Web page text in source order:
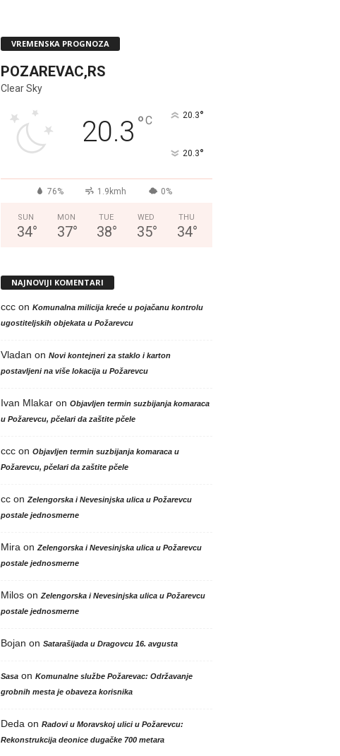
VREMENSKA PROGNOZA
POZAREVAC,RS
Clear Sky
20.3 °C 20.3°
20.3°
76% 1.9kmh 0%
SUN
34°
MON
37°
TUE
38°
WED
35°
THU
34°
NAJNOVIJI KOMENTARI
cccon Komunalna milicija kreće u pojačanu kontrolu
ugostiteljskih objekata u Požarevcu
Vladan on Novi kontejneri za staklo i karton
postavljeni na više lokacija u Požarevcu
Ivan Mlakaron Objavljen termin suzbijanja komaraca
u Požarevcu, pčelari da zaštite pčele
cccon Objavljen termin suzbijanja komaraca u
Požarevcu, pčelari da zaštite pčele
ccon Zelengorska i Nevesinjska ulica u Požarevcu
postale jednosmerne
Mira on Zelengorska i Nevesinjska ulica u Požarevcu
postale jednosmerne
Miloson Zelengorska i Nevesinjska ulica u Požarevcu
postale jednosmerne
Bojan on Satarašijada u Dragovcu 16. avgusta
Sasaon Komunalne službe Požarevac: Održavanje
grobnih mesta je obaveza korisnika
Deda on Radovi u Moravskoj ulici u Požarevcu:
Rekonstrukcija deonice dugačke 700 metara